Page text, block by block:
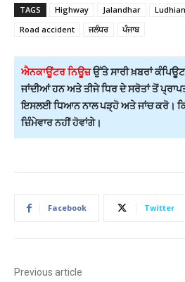
TAGS Highway Jalandhar
Road accident
ਜਲੰਧਰ ਪੰਜਾਬ
ਐਨਕਾਊਂਟਰ ਨਿਊਜ਼ਉੱਤੇ ਸਾਰੀ ਖ਼ਬਰਾਂ
ਜਾਂਦੀਆਂ ਹਨ ਅਤੇ ਤੀਜੇ ਧਿਰ ਦੇ ਸਰੋਤਾਂ ਤੋਂ
ਇਸਲਈ ਧਿਆਨ ਨਾਲ ਪੜ੍ਹੋ ਅਤੇ ਜਾਂਚ ਕਰੋ।
ਜ਼ਿੰਮੇਵਾਰ ਨਹੀਂ ਹੋਵਾਂਗੇ।
Facebook Twitter
Previous article